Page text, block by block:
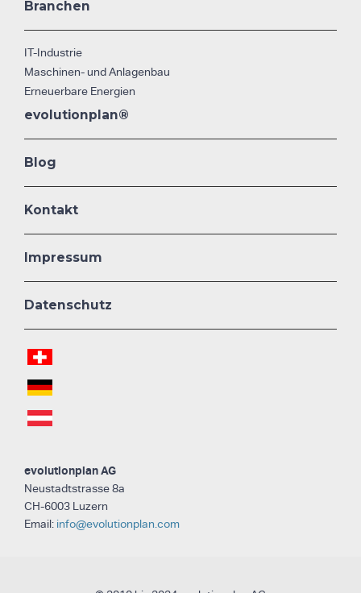
Branchen
IT-Industrie
Maschinen- und Anlagenbau
Erneuerbare Energien
evolutionplan®
Blog
Kontakt
Impressum
Datenschutz
evolutionplan AG
Neustadtstrasse 8a
CH-6003 Luzern
Email: info@evolutionplan.com